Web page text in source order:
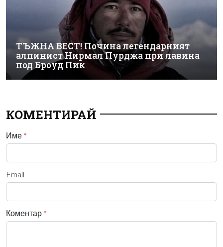
ТЪЖНА ВЕСТ! Почина легендарният
алпинист Нирмал Пурджа при лавина
под Броуд Пик
КОМЕНТИРАЙ
Име *
Email
Коментар *